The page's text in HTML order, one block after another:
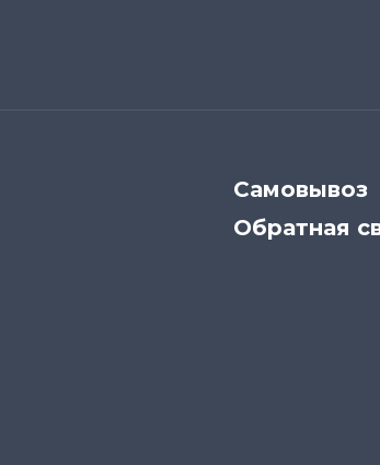
Самовывоз
Обратная